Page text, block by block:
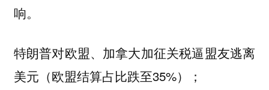
响。
特朗普对欧盟、加拿大加征关税逼盟友逃离
美元（欧盟结算占比跌至35%）；